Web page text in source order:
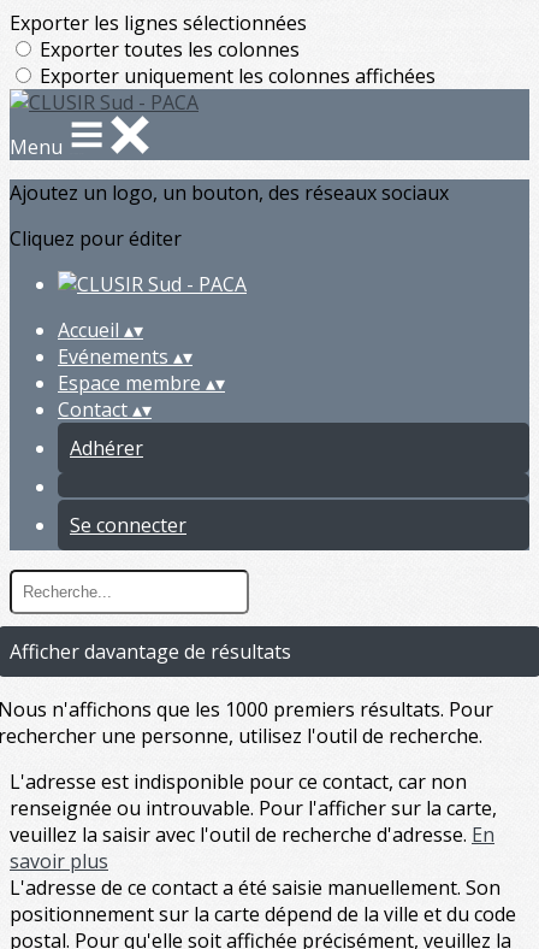
Exporter les lignes sélectionnées
Exporter toutes les colonnes
Exporter uniquement les colonnes affichées
Menu
Ajoutez un logo, un bouton, des réseaux sociaux
Cliquez pour éditer
Accueil ▴▾
Evénements ▴▾
Espace membre ▴▾
Contact▴▾
Adhérer
Se connecter
Afficher davantage de résultats
n'affichons que les 1000 premiers résultats. Pour
une personne, utilisez l'outil de recherche.
L'adresse est indisponible pour ce contact, car non
renseignée ou introuvable. Pour l'afficher sur la carte,
veuillez la saisir avec l'outil de recherche d'adresse. En
savoir plus
L'adresse de ce contact a été saisie manuellement. Son
positionnement sur la carte dépend de la ville et du code
postal. Pour qu'elle soit affichée précisément, veuillez la